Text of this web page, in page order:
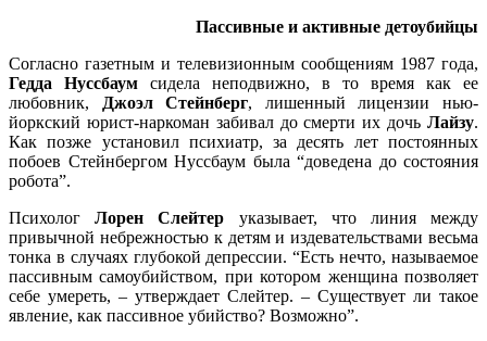
Пассивные и активные детоубийцы
Согласно газетным и телевизионным сообщениям 1987 года,
Гедда Нуссбаум сидела неподвижно, в то время как ее
любовник,
Джоэл Стейнберг, лишенный лицензии нью-
йоркский юрист-наркоман забивал до смерти их дочь Лайзу.
Как позже установил психиатр, за десять лет постоянных
побоев Стейнбергом Нуссбаум была “доведена до состояния
робота”.
ПсихологЛорен Слейтер указывает, что линия между
привычной небрежностью к детям и издевательствами весьма
тонка в случаях глубокой депрессии. “Есть нечто, называемое
пассивным самоубийством, при котором женщина позволяет
себе умереть, – утверждает Слейтер. – Существует ли такое
явление, как пассивное убийство? Возможно”.